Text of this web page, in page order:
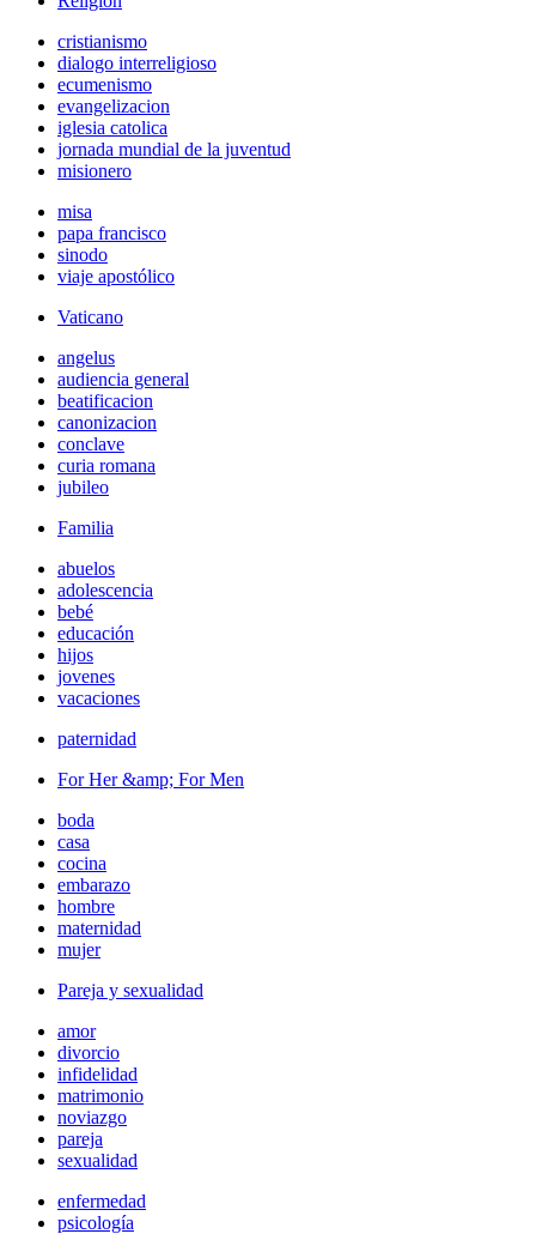
cristianismo
dialogo interreligioso
ecumenismo
evangelizacion
iglesia catolica
jornada mundial de la juventud
misionero
misa
papa francisco
sinodo
viaje apostólico
Vaticano
angelus
audiencia general
beatificacion
canonizacion
conclave
curia romana
jubileo
Familia
abuelos
adolescencia
bebé
educación
hijos
jovenes
vacaciones
paternidad
For Her &amp; For Men
boda
casa
cocina
embarazo
hombre
maternidad
mujer
Pareja y sexualidad
amor
divorcio
infidelidad
matrimonio
noviazgo
pareja
sexualidad
enfermedad
psicología